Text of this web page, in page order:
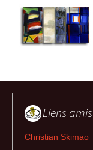
Liens amis
Christian Skimao